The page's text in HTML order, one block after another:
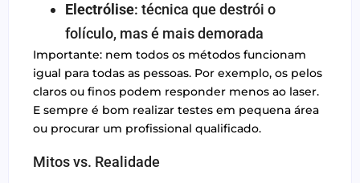
Electrólise: técnica que destrói o
folículo, mas é mais demorada
Importante: nem todos os métodos funcionam
igual para todas as pessoas. Por exemplo, os pelos
claros ou finos podem responder menos ao laser.
E sempre é bom realizar testes em pequena área
ou procurar um profissional qualificado.
Mitos vs. Realidade